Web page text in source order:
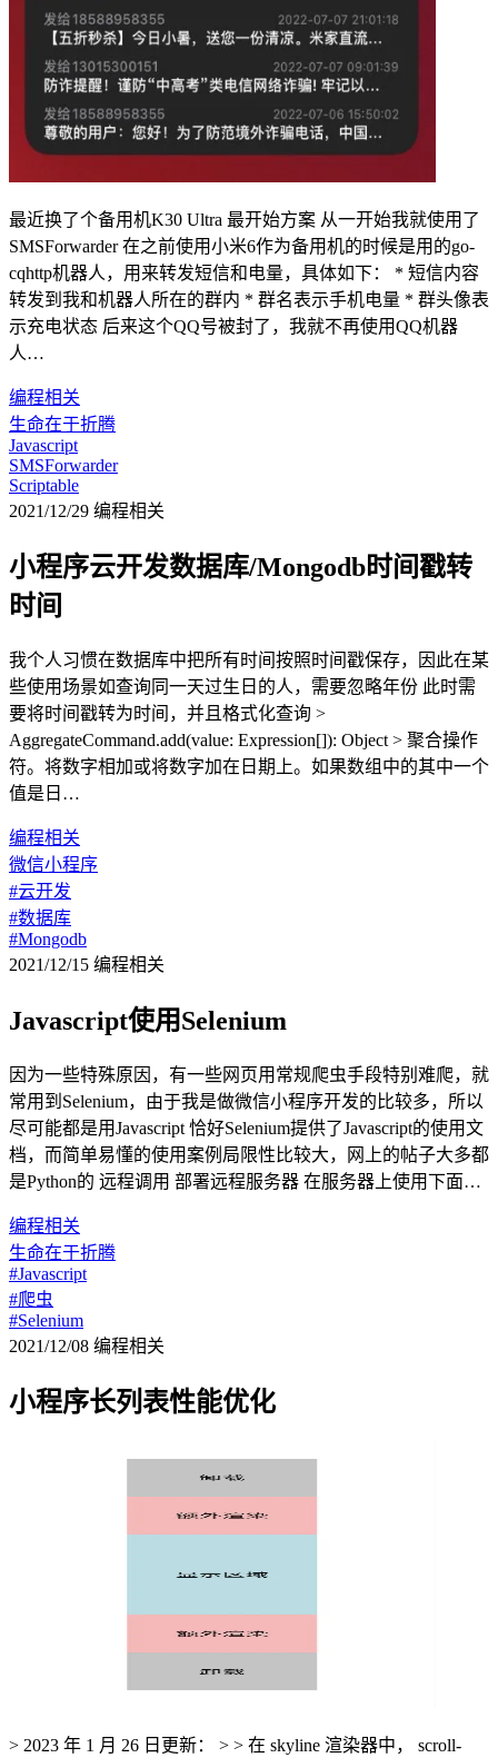
最近换了个备用机K30 Ultra 最开始方案 从一开始我就使用了
SMSForwarder 在之前使用小米6作为备用机的时候是用的go-
cqhttp机器人，用来转发短信和电量，具体如下： * 短信内容
转发到我和机器人所在的群内 * 群名表示手机电量 * 群头像表
示充电状态 后来这个QQ号被封了，我就不再使用QQ机器
人…
编程相关
生命在于折腾
Javascript
SMSForwarder
Scriptable
2021/12/29 编程相关
小程序云开发数据库/Mongodb时间戳转
时间
我个人习惯在数据库中把所有时间按照时间戳保存，因此在某
些使用场景如查询同一天过生日的人，需要忽略年份 此时需
要将时间戳转为时间，并且格式化查询 >
AggregateCommand.add(value: Expression[]): Object > 聚合操作
符。将数字相加或将数字加在日期上。如果数组中的其中一个
值是日…
编程相关
微信小程序
#云开发
#数据库
#Mongodb
2021/12/15 编程相关
Javascript使用Selenium
因为一些特殊原因，有一些网页用常规爬虫手段特别难爬，就
常用到Selenium，由于我是做微信小程序开发的比较多，所以
尽可能都是用Javascript 恰好Selenium提供了Javascript的使用文
档，而简单易懂的使用案例局限性比较大，网上的帖子大多都
是Python的 远程调用 部署远程服务器 在服务器上使用下面…
编程相关
生命在于折腾
#Javascript
#爬虫
#Selenium
2021/12/08 编程相关
小程序长列表性能优化
> 2023 年 1 月 26 日更新： > > 在 skyline 渲染器中， scroll-